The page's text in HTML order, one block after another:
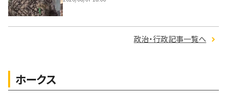
政治・行政記事一覧へ
ホークス